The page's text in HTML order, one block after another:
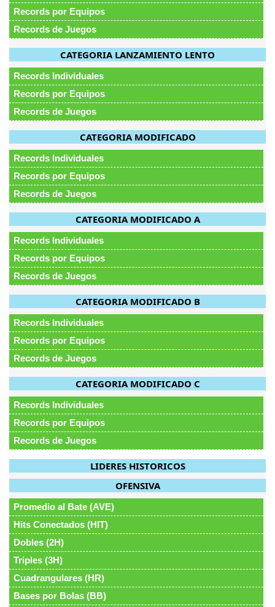
Records por Equipos
Records de Juegos
CATEGORIA LANZAMIENTO LENTO
Records Individuales
Records por Equipos
Records de Juegos
CATEGORIA MODIFICADO
Records Individuales
Records por Equipos
Records de Juegos
CATEGORIA MODIFICADO A
Records Individuales
Records por Equipos
Records de Juegos
CATEGORIA MODIFICADO B
Records Individuales
Records por Equipos
Records de Juegos
CATEGORIA MODIFICADO C
Records Individuales
Records por Equipos
Records de Juegos
LIDERES HISTORICOS
OFENSIVA
Promedio al Bate (AVE)
Hits Conectados (HIT)
Dobles (2H)
Triples (3H)
Cuadrangulares (HR)
Bases por Bolas (BB)